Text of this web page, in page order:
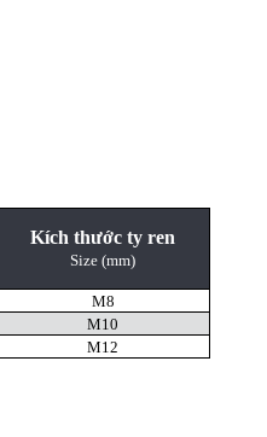
Kích thước ty ren
Size (mm)
M8
M10
M12